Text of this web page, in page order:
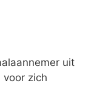
uit
zich